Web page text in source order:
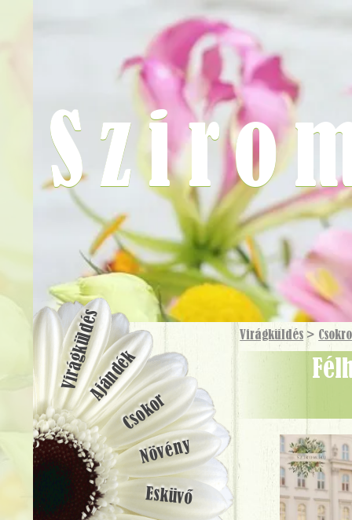
Virágküldés >
Félhold csokor zöld-barack színben orchideával, rózsával, apró
VirágküldésAjándék
Csokor
Növény
Esküvő